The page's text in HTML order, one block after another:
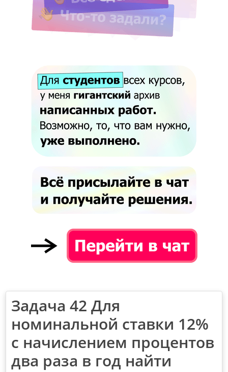
Задача 42 Для
номинальной ставки 12%
с начислением процентов
два раза в год найти